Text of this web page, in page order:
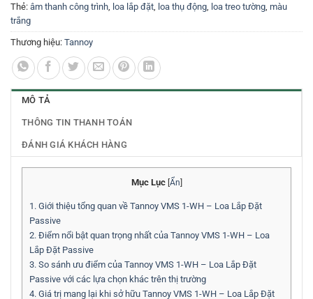
Thẻ: âm thanh công trình loa lắp đặt loa thụ động loa treo tường màu
trắng
Thương hiệu: Tannoy
MÔ TẢ
THÔNG TIN THANH TOÁN
ĐÁNH GIÁ KHÁCH HÀNG
Mục Lục Ẩn
1. Giới thiệu tổng quan về Tannoy VMS 1-WH – Loa Lắp Đặt
Passive
2. Điểm nổi bật quan trọng nhất của Tannoy VMS 1-WH – Loa
Lắp Đặt Passive
3. So sánh ưu điểm của Tannoy VMS 1-WH – Loa Lắp Đặt
Passive với các lựa chọn khác trên thị trường
4. Giá trị mang lại khi sở hữu Tannoy VMS 1-WH – Loa Lắp Đặt